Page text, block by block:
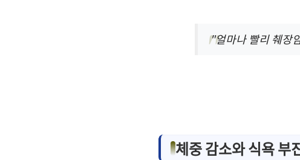
"얼마나 빨리 췌장
체중 감소와 식욕 부